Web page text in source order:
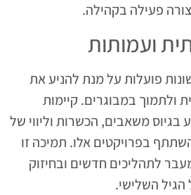
פעילה בקהילה.
ועמותות
פועלות על מנת להניע את
ולתמוך במבוגרים. קיימות
בגיוס משאבים, הכשרות וליווי של
בפרויקטים אלו. תמיכה זו
לתהליכים חדשים ובחיזוק
השלישי.